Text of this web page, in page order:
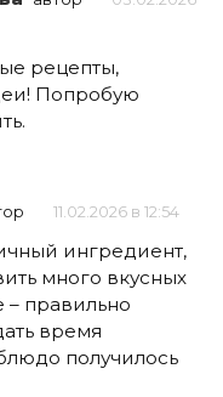
рецепты,
Попробую
11.02.2026 в 12:54
ингредиент,
много вкусных
– правильно
время
получилось